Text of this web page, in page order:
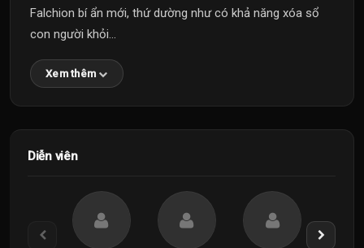
Falchion bí ẩn mới, thứ dường như có khả năng xóa sổ
con người khỏi...
Xem thêm
Diễn viên